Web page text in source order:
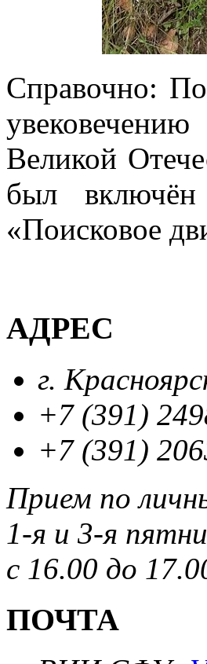
Справочно:
Великой
был включён
«Поисковое
АДРЕС
г.
+7 (391)
+7 (391)
Прием по
1-я и 3-я
с 16.00 до
ПОЧТА